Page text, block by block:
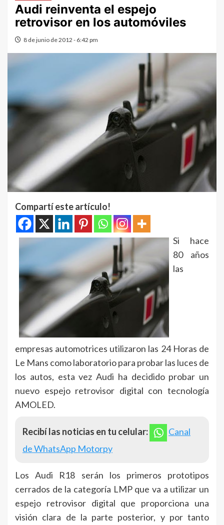
Audi reinventa el espejo
retrovisor en los automóviles
8 de junio de 2012 - 6:42 pm
Compartí este artículo!
Si hace
80 años
las
empresas automotrices utilizaron las 24 Horas de
Le Mans como laboratorio para probar las luces de
los autos, esta vez Audi ha decidido probar un
nuevo espejo retrovisor digital con tecnología
AMOLED.
Recibí las noticias en tu celular:
Canal
de WhatsApp Motorpy
Los Audi R18 serán los primeros prototipos
cerrados de la categoría LMP que va a utilizar un
espejo retrovisor digital que proporciona una
visión clara de la parte posterior, y por tanto